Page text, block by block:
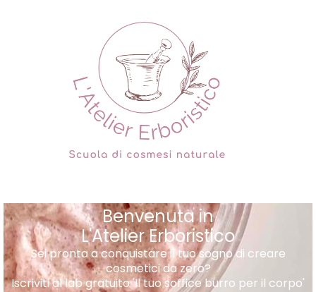
Benvenuta in
L'Atelier Erboristico
Sei pronta a conquistare il tuo sogno di creare
cosmetici da zero?
Iscriviti al lab gratuito 'Il tuo soffice burro per il corpo'